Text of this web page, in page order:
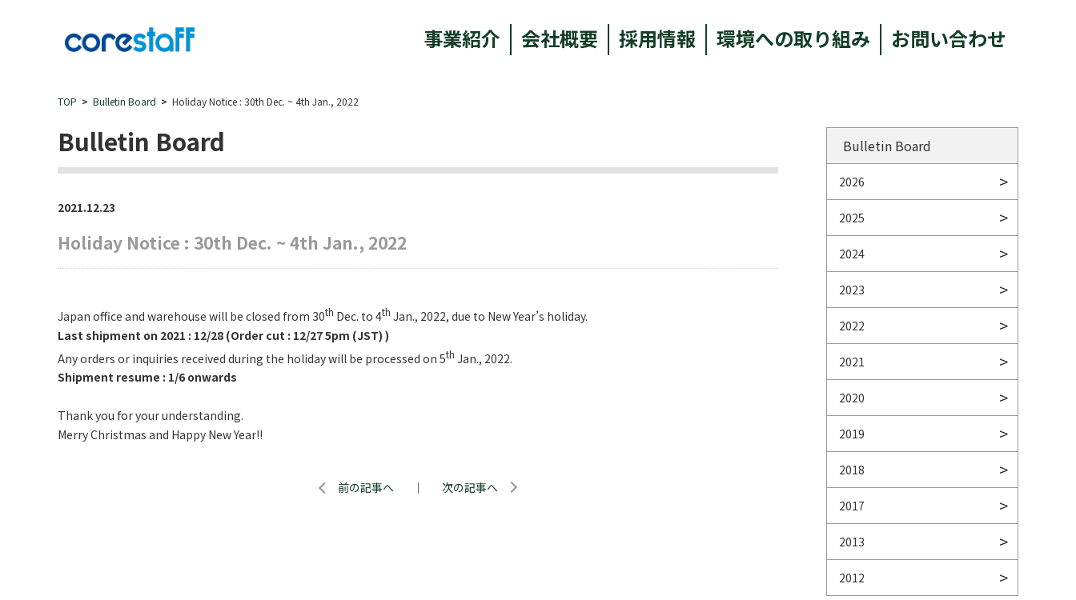
事業紹介 会社概要 採用情報 環境への取り組み お問い合わせ
TOP Bulletin Board Holiday Notice : 30th Dec. ~ 4th Jan., 2022
Bulletin Board
2021.12.23
Holiday Notice : 30th Dec. ~ 4th Jan., 2022
Japan office and warehouse will be closed from 30th Dec. to 4th Jan., 2022, due to New Year’s holiday.
Last shipment on 2021 : 12/28 (Order cut : 12/27 5pm (JST) )
Any orders or inquiries received during the holiday will be processed on 5th Jan., 2022.
Shipment resume : 1/6 onwards
Thank you for your understanding.
Merry Christmas and Happy New Year!!
前の記事へ ｜ 次の記事へ
Bulletin Board
2026
2025
2024
2023
2022
2021
2020
2019
2018
2017
2013
2012